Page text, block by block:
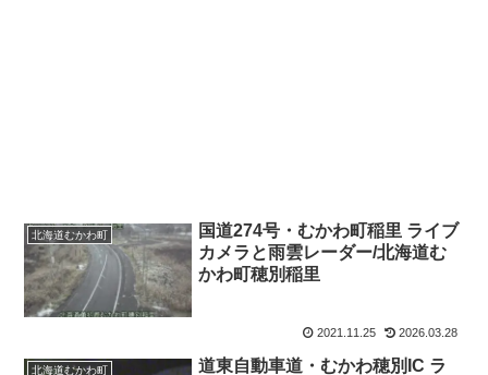
北海道むかわ町
国道274号・むかわ町稲里 ライブ
カメラと雨雲レーダー/北海道む
かわ町穂別稲里
2021.11.25 2026.03.28
北海道むかわ町
道東自動車道・むかわ穂別IC ラ